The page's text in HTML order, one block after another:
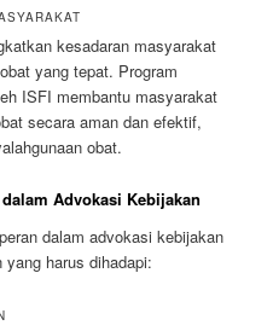
kesadaran masyarakat
yang tepat. Program
ISFI membantu masyarakat
secara aman dan efektif,
obat.
Advokasi Kebijakan
dalam advokasi kebijakan
harus dihadapi: